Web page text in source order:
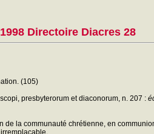
1998 Directoire Diacres 28
(105)
presbyterorum et diaconorum, n. 207 :
la communauté chrétienne, en